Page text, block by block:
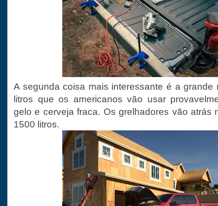
A segunda coisa mais interessante é a grande
litros que os americanos vão usar
gelo e cerveja fraca. Os grelhadores vão atrás
1500 litros.